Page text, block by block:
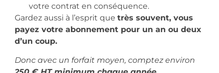
votre contrat en conséquence.
Gardez aussi à l’esprit que très souvent, vous
payez votre abonnement pour un an ou deux
d’un coup.
Donc avec un forfait moyen, comptez environ